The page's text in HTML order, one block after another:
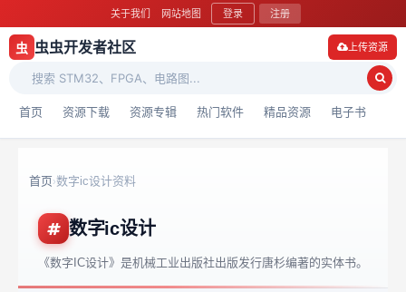
关于我们 网站地图 登录 注册
虫 虫虫开发者社区
首页 资源下载 资源专辑 热门软件 精品资源 电子书
上传资源
首页›数字ic设计资料
数字ic设计
《数字IC设计》是机械工业出版社出版发行唐杉编著的实体书。